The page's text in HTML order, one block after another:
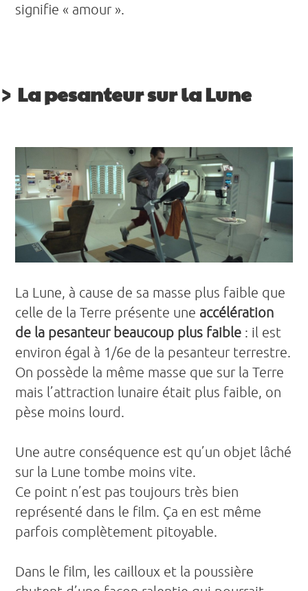
signifie « amour ».
La pesanteur sur la Lune
La Lune, à cause de sa masse plus faible que
celle de la Terre présente une accélération
de la pesanteur beaucoup plus faible : il est
environ égal à 1/6e de la pesanteur terrestre.
On possède la même masse que sur la Terre
mais l’attraction lunaire était plus faible, on
pèse moins lourd.
Une autre conséquence est qu’un objet lâché
sur la Lune tombe moins vite.
Ce point n’est pas toujours très bien
représenté dans le film. Ça en est même
parfois complètement pitoyable.
Dans le film, les cailloux et la poussière